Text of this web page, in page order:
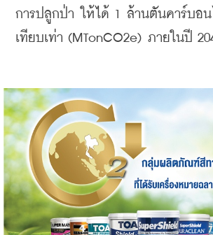
การปลูกป่า ให้ได้ 1 ล้านตันคาร์บอ
เทียบเท่า (MTonCO2e) ภายในปี